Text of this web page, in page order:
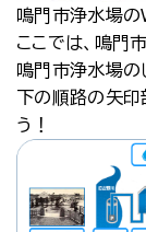
鳴門市浄水場の
ここでは、鳴門
鳴門市浄水場の
下の順路の矢印
う！